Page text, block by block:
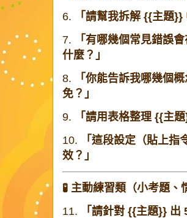
6.
「請幫我拆解 {{主題
7.
「有哪幾個常見錯誤
什麼？」
8.
「你能告訴我哪幾個
免？」
9.
「請用表格整理 {{主
10.
「這段設定（貼上
效？」
🧪 主動練習類（小考題、
11.
「請針對 {{主題}}